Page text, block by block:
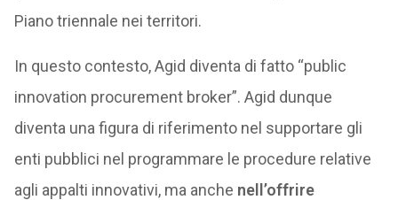
Piano triennale nei territori.
In questo contesto, Agid diventa di fatto “public
innovation procurement broker”. Agid dunque
diventa una figura di riferimento nel supportare gli
enti pubblici nel programmare le procedure relative
agli appalti innovativi, ma anche nell’offrire